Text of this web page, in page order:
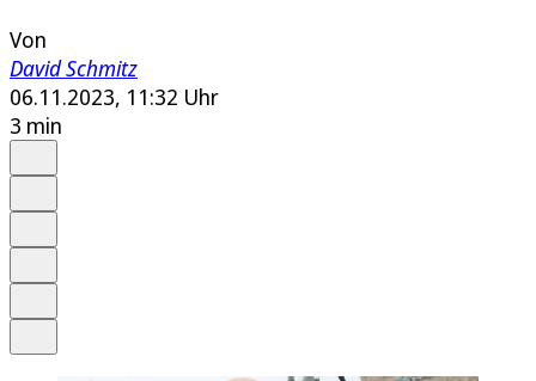
Von
David Schmitz
06.11.2023, 11:32 Uhr
3 min